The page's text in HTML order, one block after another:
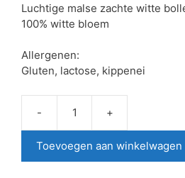
Luchtige malse zachte witte
100% witte bloem
Allergenen:
Gluten, lactose, kippenei
-
zachte
bollen
6
+
Toevoegen aan winkelwagen